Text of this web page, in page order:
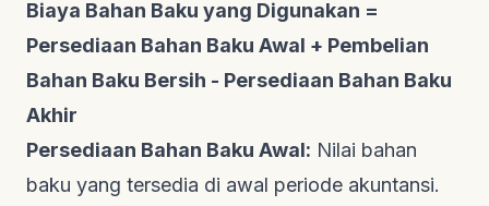
Biaya Bahan Baku yang Digunakan =
Persediaan Bahan Baku Awal + Pembelian
Bahan Baku Bersih - Persediaan Bahan Baku
Akhir
Persediaan Bahan Baku Awal: Nilai bahan
baku yang tersedia di awal periode akuntansi.